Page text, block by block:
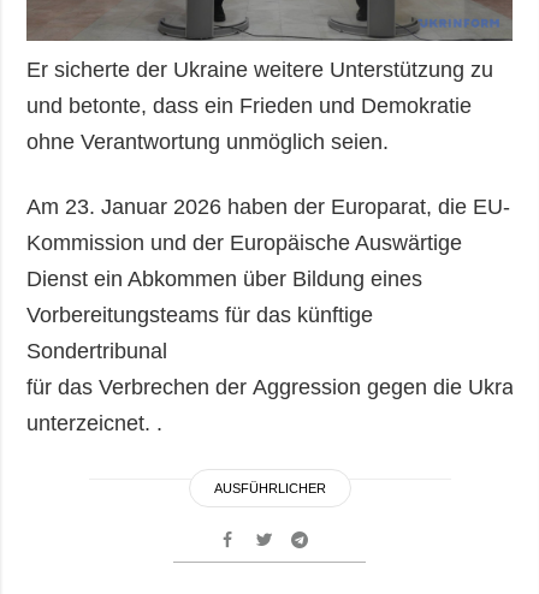
Er sicherte der Ukraine weitere Unterstützung zu
und betonte, dass ein Frieden und Demokratie
ohne Verantwortung unmöglich seien.
Am 23. Januar 2026 haben der Europarat, die EU-
Kommission und der Europäische Auswärtige
Dienst ein Abkommen über Bildung eines
Vorbereitungsteams für das künftige
Sondertribunal
für das Verbrechen der Aggression gegen die
unterzeicnet. .
AUSFÜHRLICHER